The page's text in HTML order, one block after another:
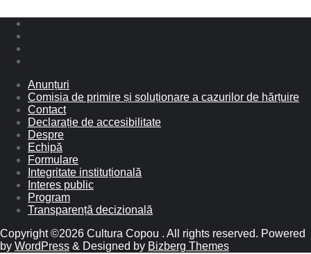
articole
Anunțuri
Comisia de primire și soluționare a cazurilor de hărțuire
Contact
Declarație de accesibilitate
Despre
Echipă
Formulare
Integritate instituțională
Interes public
Program
Transparență decizională
Copyright ©2026 Cultura Copou . All rights reserved. Powered
by WordPress & Designed by Bizberg Themes